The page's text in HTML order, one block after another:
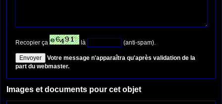
Recopier ça là (anti-spam).
Votre message n'apparaîtra qu'après validation de la
part du webmaster.
Images et documents pour cet objet